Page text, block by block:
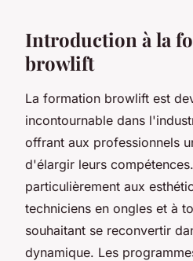
Introduction à la
browlift
La formation browlift est
incontournable dans
offrant aux professionnels
d'élargir leurs
particulièrement aux
techniciens en ongles et à
souhaitant se reconvertir
dynamique. Les